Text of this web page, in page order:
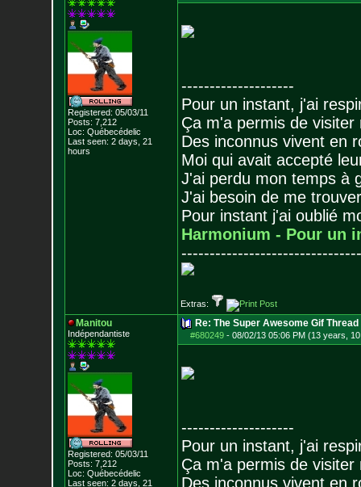
Registered: 05/03/11
Posts: 7,212
Loc: Québecédelic
Last seen: 2 days, 21
hours
--------------------
Pour un instant, j'ai
Ça m'a permis de visiter
Des inconnus vivent en
Moi qui avait accepté
J'ai perdu mon temps à
J'ai besoin de me
Pour instant j'ai oublié
Harmonium - Pour un
--------------------------------
Extras:
Manitou
Indépendantiste
Registered: 05/03/11
Posts: 7,212
Loc: Québecédelic
Last seen: 2 days, 21
Re: The Super Awesome Gif Thread
#680249- 08/02/13 05:06 PM (13 years,
--------------------
Pour un instant, j'ai
Ça m'a permis de visiter
Des inconnus vivent en